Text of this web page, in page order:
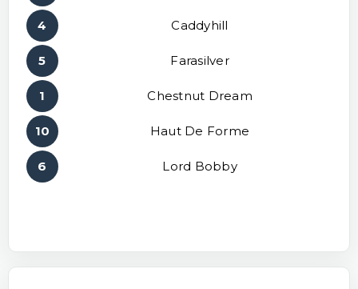
4 Caddyhill
5 Farasilver
1 Chestnut Dream
10 Haut De Forme
6 Lord Bobby